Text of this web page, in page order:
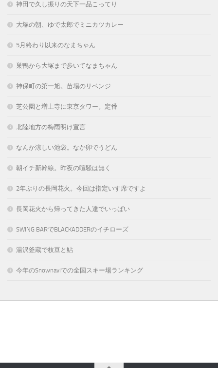
神田で久し振りの天下一品こってり
大塚の朝、ゆで太郎でミニカツカレー
5月終わり以来のなまちゃん
巣鴨から大塚まで歩いてなまちゃん
神保町の第一旭。苗場のリベンジ
芝公園と増上寺に東京タワー。定番
北陸地方の梅雨明け宣言
なんか涼しい池袋。なか卯でうどん
朝イチ新幹線。昨夜の喧騒は無く
2年ぶりの長岡花火。今回は指定いす席ですよ
長岡花火から帰ってきた人達でいっぱい
SWING BARでBLACKADDERのイチローズ
湯沢釜蔵で枝豆と鮎
今年のSnownaviでの全国スキー場ランキング